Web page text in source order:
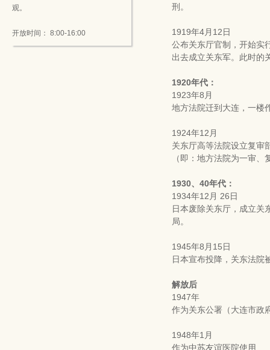
观。
开放时间： 8:00-16:00
刑。
1919年4月12日
公布关东厅官制，开始实
出去成立关东军。此时的
1920年代：
1923年8月
地方法院迁到大连，一楼
1924年12月
关东厅高等法院设立复审
（即：地方法院为一审
1930、40年代：
1934年12月 26日
日本废除关东厅，成立关
局。
1945年8月15日
日本宣布投降，关东法院
解放后
1947年
作为关东公署（大连市政
1948年1月
作为中苏友谊医院使用